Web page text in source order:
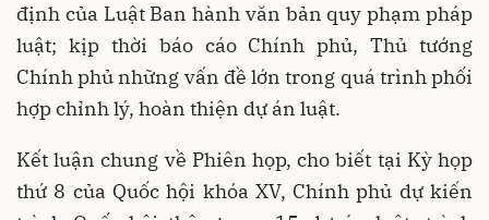
định của Luật Ban hành văn bản quy phạm pháp
luật; kịp thời báo cáo Chính phủ, Thủ tướng
Chính phủ những vấn đề lớn trong quá trình phối
hợp chỉnh lý, hoàn thiện dự án luật.
Kết luận chung về Phiên họp, cho biết tại Kỳ họp
thứ 8 của Quốc hội khóa XV, Chính phủ dự kiến